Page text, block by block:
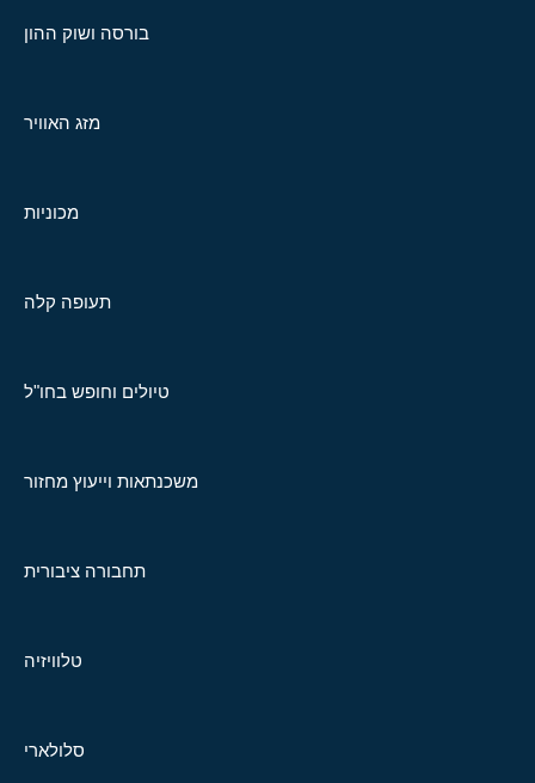
בורסה ושוק ההון
מזג האוויר
מכוניות
תעופה קלה
טיולים וחופש בחו"ל
משכנתאות וייעוץ מחזור
תחבורה ציבורית
טלוויזיה
סלולארי